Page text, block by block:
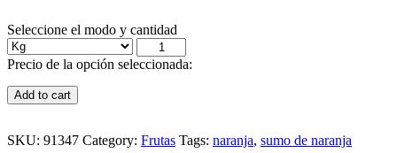
Seleccione el modo y cantidad
Precio de la opción seleccionada:
Add to cart
SKU: 91347 Category: Frutas Tags: naranja, sumo de naranja